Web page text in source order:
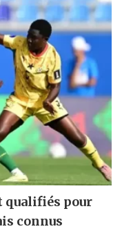
qualifiés pour
connus